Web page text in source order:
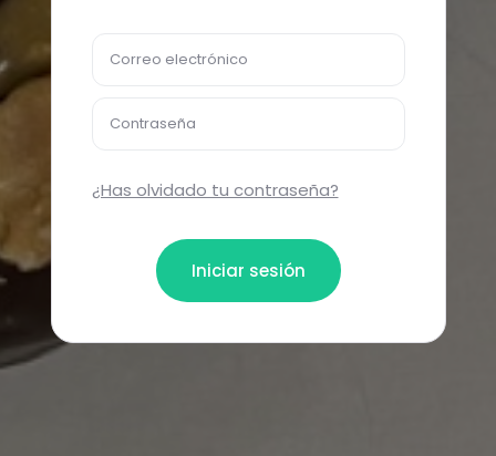
Correo electrónico
Contraseña
¿Has olvidado tu contraseña?
Iniciar sesión